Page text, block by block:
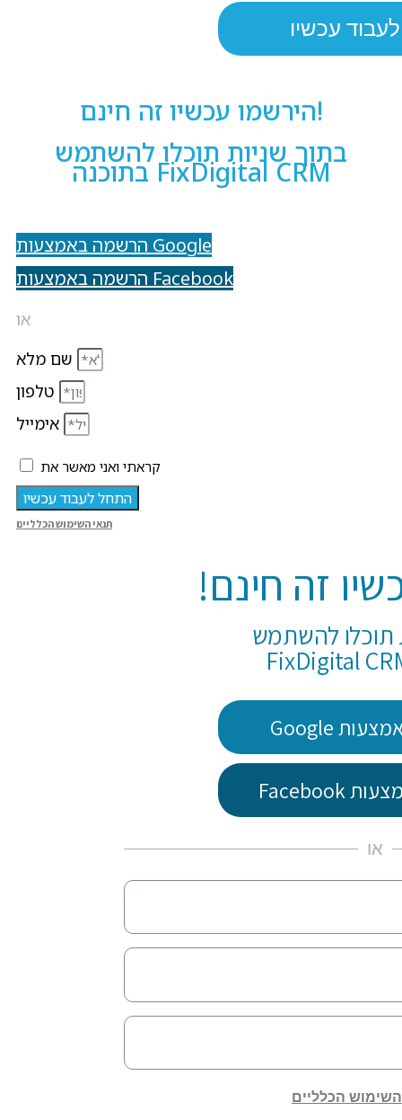
הירשמו עכשיו זה חינם!
בתוך שניות תוכלו להשתמש
בתוכנה FixDigital CRM
הרשמה באמצעות Google
הרשמה באמצעות Facebook
או
קראתי ואני מאשר את
התחל לעבוד עכשיו
תנאי השימוש הכלליים